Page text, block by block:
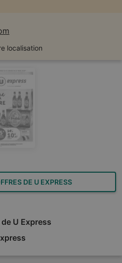
localisation
DE U EXPRESS
U Express